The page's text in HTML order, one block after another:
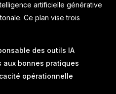
artificielle générative
Ce plan vise trois
des outils IA
aux bonnes pratiques
opérationnelle